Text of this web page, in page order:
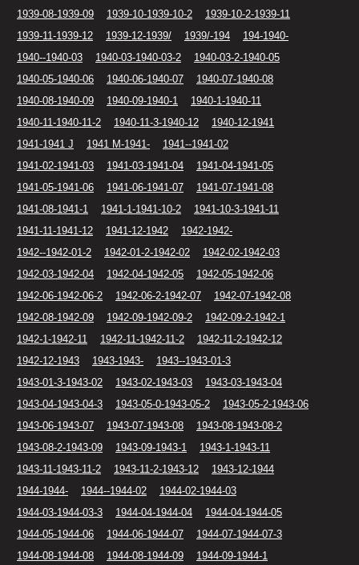
1939-08-1939-09
1939-10-1939-10-2
1939-10-2-1939-11
1939-11-1939-12
1939-12-1939/ 1939/-194
194-1940-
1940--1940-03
1940-03-1940-03-2
1940-03-2-1940-05
1940-05-1940-06
1940-06-1940-07
1940-07-1940-08
1940-08-1940-09
1940-09-1940-1
1940-1-1940-11
1940-11-1940-11-2
1940-11-3-1940-12
1940-12-1941
1941-1941 J
1941 M-1941-
1941--1941-02
1941-02-1941-03
1941-03-1941-04
1941-04-1941-05
1941-05-1941-06
1941-06-1941-07
1941-07-1941-08
1941-08-1941-1
1941-1-1941-10-2
1941-10-3-1941-11
1941-11-1941-12
1941-12-1942
1942-1942-
1942--1942-01-2
1942-01-2-1942-02
1942-02-1942-03
1942-03-1942-04
1942-04-1942-05
1942-05-1942-06
1942-06-1942-06-2
1942-06-2-1942-07
1942-07-1942-08
1942-08-1942-09
1942-09-1942-09-2
1942-09-2-1942-1
1942-1-1942-11
1942-11-1942-11-2
1942-11-2-1942-12
1942-12-1943
1943-1943-
1943--1943-01-3
1943-01-3-1943-02
1943-02-1943-03
1943-03-1943-04
1943-04-1943-04-3
1943-05-0-1943-05-2
1943-05-2-1943-06
1943-06-1943-07
1943-07-1943-08
1943-08-1943-08-2
1943-08-2-1943-09
1943-09-1943-1
1943-1-1943-11
1943-11-1943-11-2
1943-11-2-1943-12
1943-12-1944
1944-1944-
1944--1944-02
1944-02-1944-03
1944-03-1944-03-3
1944-04-1944-04
1944-04-1944-05
1944-05-1944-06
1944-06-1944-07
1944-07-1944-07-3
1944-08-1944-08
1944-08-1944-09
1944-09-1944-1